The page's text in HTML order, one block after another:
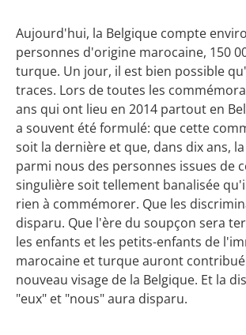
Aujourd'hui, la Belgique compte
personnes d'origine marocaine, 150
turque. Un jour, il est bien possible
traces. Lors de toutes les
ans qui ont lieu en 2014 partout en
a souvent été formulé: que cette
soit la dernière et que, dans dix ans,
parmi nous des personnes issues de
singulière soit tellement banalisée
rien à commémorer. Que les
disparu. Que l'ère du soupçon sera
les enfants et les petits-enfants de
marocaine et turque auront
nouveau visage de la Belgique. Et la
"eux" et "nous" aura disparu.